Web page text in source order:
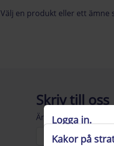
Välj en produkt eller ett ämne
Skriv till oss
Ämne:Logga in.
Kakor på